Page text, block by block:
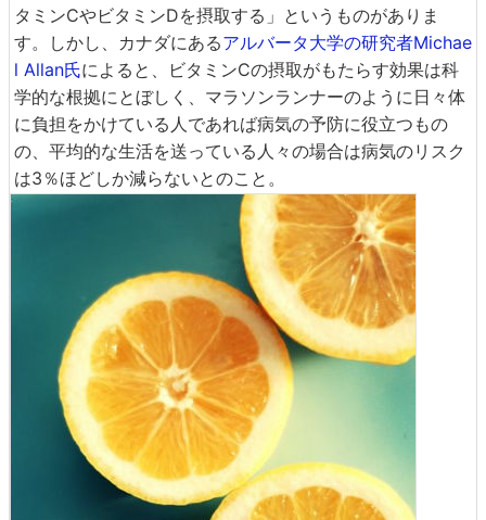
タミンCやビタミンDを摂取する」というものがありま
す。しかし、カナダにあるアルバータ大学の研究者Michae
l Allan氏によると、ビタミンCの摂取がもたらす効果は科
学的な根拠にとぼしく、マラソンランナーのように日々体
に負担をかけている人であれば病気の予防に役立つもの
の、平均的な生活を送っている人々の場合は病気のリスク
は3％ほどしか減らないとのこと。